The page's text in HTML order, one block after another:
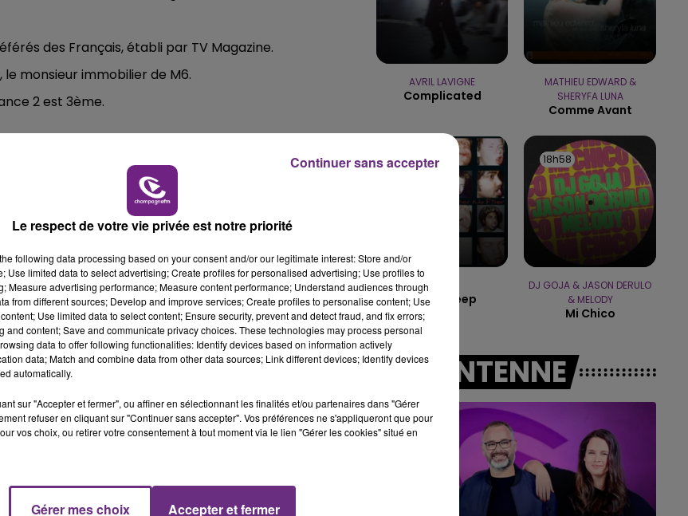
LA RADIO POP
5h00 - 6h00
LE BEST OF DE LA FAMILLE
CHAMPAGNE FM
des Français, établi par TV Magazine.
monsieur immobilier de M6.
2 est 3ème.
LE MAGASIN JOUÉCLUB DE REIMS FERME
SES PORTES
C'était l'une des institutions du centre-ville
rémois. Le magasin JouéClub est contraint de
AVRIL LAVIGNE
Complicated
MATHIEU EDWARD &
SHERYFA LUNA
Comme Avant
19h01
19h01
SUM 41
In Too Deep
18h58
18h58
DJ GOJA & JASON DERULO
& MELODY
Mi Chico
A L'ANTENNE
Le respect de votre vie privée est notre priorité
following data processing based on your consent and/or our legitimate interest: Store and/or
Use limited data to select advertising; Create profiles for personalised advertising; Use profiles to
Measure advertising performance; Measure content performance; Understand audiences through
from different sources; Develop and improve services; Create profiles to personalise content; Use
Use limited data to select content; Ensure security, prevent and detect fraud, and fix errors;
and content; Save and communicate privacy choices. These technologies may process personal
data to offer following functionalities: Identify devices based on information actively
data; Match and combine data from other data sources; Link different devices; Identify devices
automatically.
sur "Accepter et fermer", ou affiner en sélectionnant les finalités et/ou partenaires dans "Gérer
refuser en cliquant sur "Continuer sans accepter". Vos préférences ne s'appliqueront que pour
vos choix, ou retirer votre consentement à tout moment via le lien "Gérer les cookies" situé en
Gérer mes choix Accepter et fermer
Continuer sans accepter